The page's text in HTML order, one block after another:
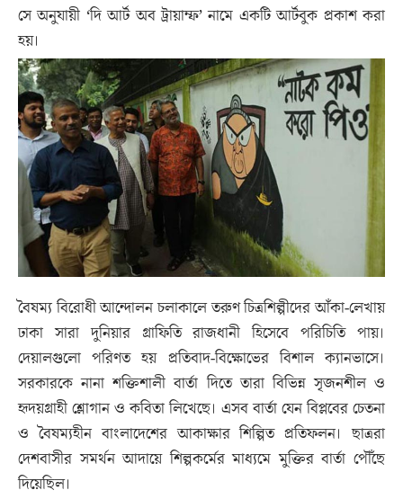
সে অনুযায়ী ‘দি আর্ট অব ট্রায়াম্ফ’ নামে একটি আর্টবুক প্রকাশ করা
হয়।
বৈষম্য বিরোধী আন্দোলন চলাকালে তরুণ চিত্রশিল্পীদের আঁকা-লেখায়
ঢাকা সারা দুনিয়ার গ্রাফিতি রাজধানী হিসেবে পরিচিতি পায়।
দেয়ালগুলো পরিণত হয় প্রতিবাদ-বিক্ষোভের বিশাল ক্যানভাসে।
সরকারকে নানা শক্তিশালী বার্তা দিতে তারা বিভিন্ন সৃজনশীল ও
হৃদয়গ্রাহী শ্লোগান ও কবিতা লিখেছে। এসব বার্তা যেন বিপ্লবের চেতনা
ও বৈষম্যহীন বাংলাদেশের আকাক্ষার শিল্পিত প্রতিফলন। ছাত্ররা
দেশবাসীর সমর্থন আদায়ে শিল্পকর্মের মাধ্যমে মুক্তির বার্তা পৌঁছে
দিয়েছিল।